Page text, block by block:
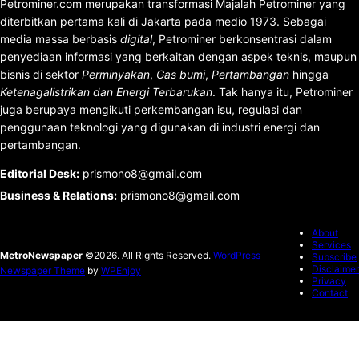
Petrominer.com merupakan transformasi Majalah Petrominer yang
diterbitkan pertama kali di Jakarta pada medio 1973. Sebagai
media massa berbasis digital, Petrominer berkonsentrasi dalam
penyediaan informasi yang berkaitan dengan aspek teknis, maupun
bisnis di sektor Perminyakan, Gas bumi, Pertambangan hingga
Ketenagalistrikan dan Energi Terbarukan. Tak hanya itu, Petrominer
juga berupaya mengikuti perkembangan isu, regulasi dan
penggunaan teknologi yang digunakan di industri energi dan
pertambangan.
Editorial Desk: prismono8@gmail.com
Business & Relations: prismono8@gmail.com
MetroNewspaper ©2026. All Rights Reserved. WordPress
Newspaper Theme by WPEnjoy
About
Services
Subscribe
Disclaimer
Privacy
Contact